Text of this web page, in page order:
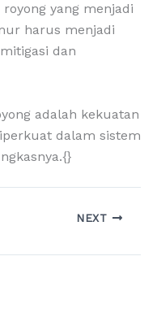
yang menjadi
harus menjadi
dan
adalah kekuatan
dalam sistem
NEXT